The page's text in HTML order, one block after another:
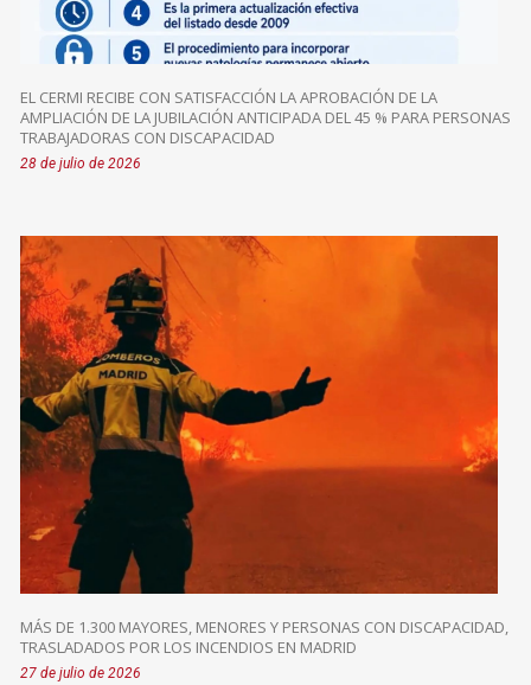
EL CERMI RECIBE CON SATISFACCIÓN LA APROBACIÓN DE LA
AMPLIACIÓN DE LA JUBILACIÓN ANTICIPADA DEL 45 % PARA PERSONAS
TRABAJADORAS CON DISCAPACIDAD
28 de julio de 2026
MÁS DE 1.300 MAYORES, MENORES Y PERSONAS CON DISCAPACIDAD,
TRASLADADOS POR LOS INCENDIOS EN MADRID
27 de julio de 2026